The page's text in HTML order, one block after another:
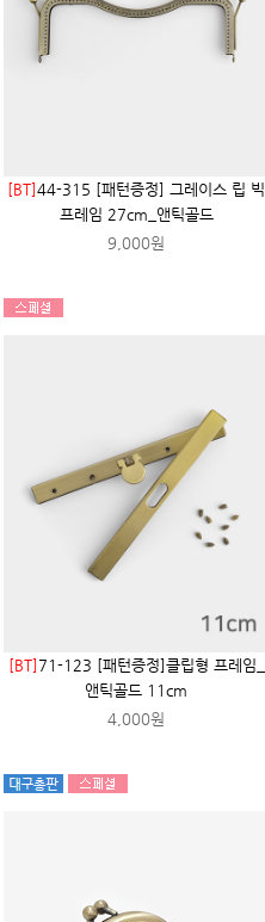
[BT]44-315 [패턴증정] 그레이스 립 빅
프레임 27cm_앤틱골드
9,000원
[BT] 71-123 [패턴증정]클립형 프레임_
앤틱골드 11cm
4,000원